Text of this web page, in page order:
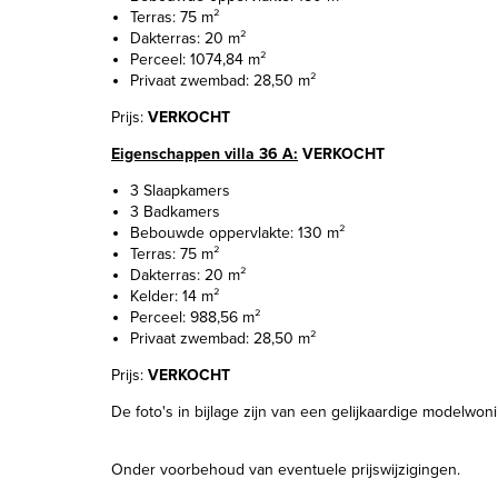
Terras: 75 m²
Dakterras: 20 m²
Perceel: 1074,84 m²
Privaat zwembad: 28,50 m²
Prijs: VERKOCHT
Eigenschappen villa 36 A: VERKOCHT
3 Slaapkamers
3 Badkamers
Bebouwde oppervlakte: 130 m²
Terras: 75 m²
Dakterras: 20 m²
Kelder: 14 m²
Perceel: 988,56 m²
Privaat zwembad: 28,50 m²
Prijs: VERKOCHT
De foto's in bijlage zijn van een gelijkaardige
Onder voorbehoud van eventuele prijswijzigingen.